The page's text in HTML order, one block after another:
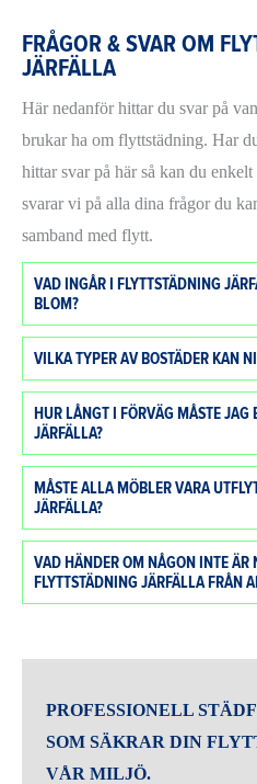
FRÅGOR & SVAR OM
JÄRFÄLLA
Här nedanför hittar du svar på
brukar ha om flyttstädning. Har
hittar svar på här så kan du
svarar vi på alla dina frågor du
samband med flytt.
VAD INGÅR I FLYTTSTÄDNING
BLOM?
VILKA TYPER AV BOSTÄDER KAN
HUR LÅNGT I FÖRVÄG MÅSTE JAG
JÄRFÄLLA?
MÅSTE ALLA MÖBLER VARA
JÄRFÄLLA?
VAD HÄNDER OM NÅGON INTE ÄR
FLYTTSTÄDNING JÄRFÄLLA FRÅN
PROFESSIONELL
SOM SÄKRAR DIN
VÅR MILJÖ.